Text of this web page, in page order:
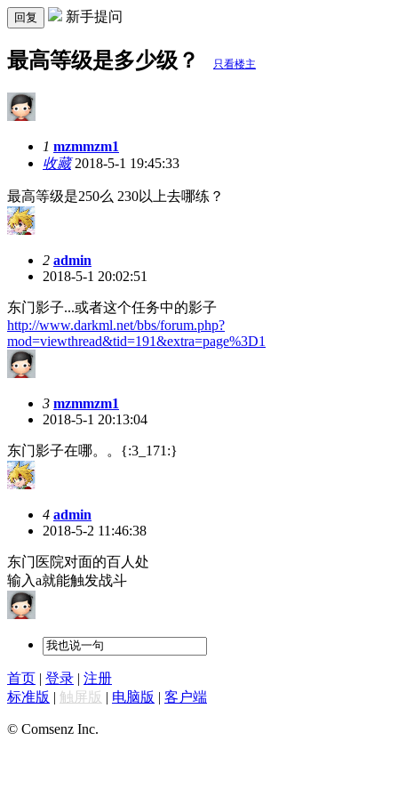
回复 新手提问
最高等级是多少级？ 只看楼主
1 mzmmzm1
收藏2018-5-1 19:45:33
最高等级是250么 230以上去哪练？
2 admin
2018-5-1 20:02:51
东门影子...或者这个任务中的影子
http://www.darkml.net/bbs/forum.php?
mod=viewthread&tid=191&extra=page%3D1
3 mzmmzm1
2018-5-1 20:13:04
东门影子在哪。。{:3_171:}
4 admin
2018-5-2 11:46:38
东门医院对面的百人处
输入a就能触发战斗
首页 | 登录 | 注册
标准版 | 触屏版 | 电脑版 | 客户端
© Comsenz Inc.